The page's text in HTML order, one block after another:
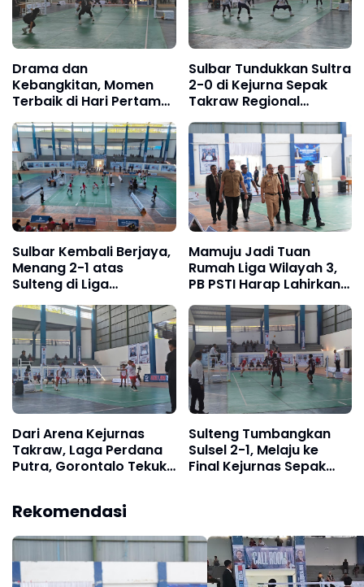
Drama dan
Kebangkitan, Momen
Terbaik di Hari Pertama
Kejurnas Takraw
Sulawesi 2026
Sulbar Tundukkan Sultra
2-0 di Kejurna Sepak
Takraw Regional
Sulawesi
Sulbar Kembali Berjaya,
Menang 2-1 atas
Sulteng di Liga
Sepaktakraw
Mamuju Jadi Tuan
Rumah Liga Wilayah 3,
PB PSTI Harap Lahirkan
Atlet Nasional
Dari Arena Kejurnas
Takraw, Laga Perdana
Putra, Gorontalo Tekuk
Sulbar 0:2
Sulteng Tumbangkan
Sulsel 2-1, Melaju ke
Final Kejurnas Sepak
Rekomendasi